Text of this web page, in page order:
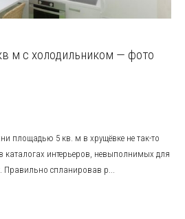
м с холодильником — фото
площадью 5 кв. м в хрущёвке не так-то
каталогах интерьеров, невыполнимых для
Правильно спланировав р...